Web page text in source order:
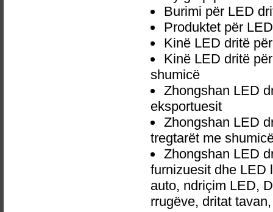
Burimi për LED
Produktet për
Kinë LED dritë
Kinë LED dritë
shumicë
Zhongshan LED
eksportuesit
Zhongshan LED
tregtarët me
Zhongshan LED
furnizuesit dhe LED
auto, ndriçim LED,
rrugëve, dritat